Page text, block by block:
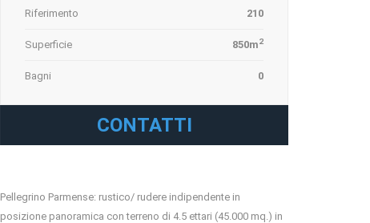
Riferimento 210
Superficie 850m2
Bagni 0
CONTATTI
Pellegrino Parmense: rustico/ rudere indipendente in
posizione panoramica con terreno di 4.5 ettari (45.000 mq.) in